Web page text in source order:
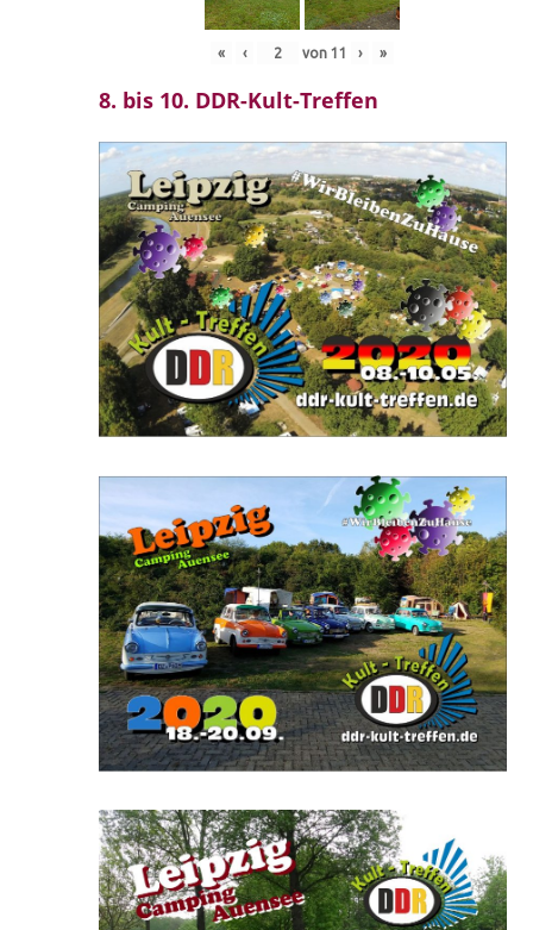
« ‹ von 11 › »
8. bis 10. DDR-Kult-Treffen